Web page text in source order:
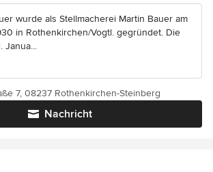
wurde als Stellmacherei Martin Bauer am
in Rothenkirchen/Vogtl. gegründet. Die
Janua...
Nachricht
7, 08237 Rothenkirchen-Steinberg